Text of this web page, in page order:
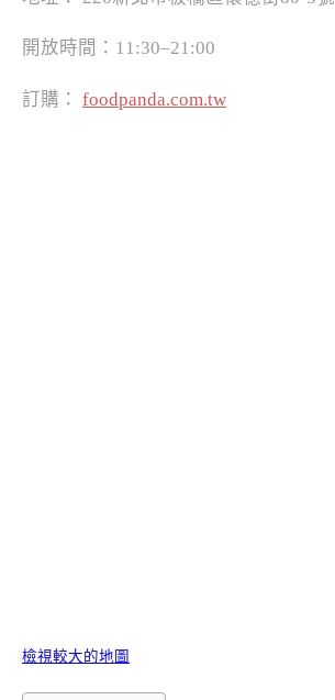
開放時間：11:30–21:00
訂購： foodpanda.com.tw
檢視較大的地圖